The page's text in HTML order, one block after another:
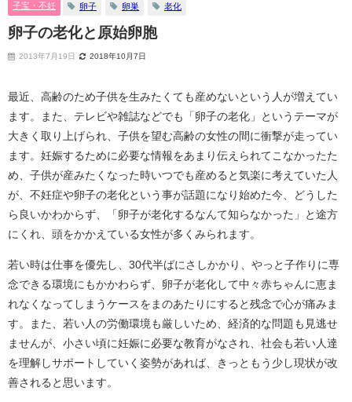
子宝・不妊 卵子 卵巣 老化
卵子の老化と原始卵胞
2013年7月19日 2018年10月7日
最近、高齢のため子供を生みたくても産めないという人が増えてい
ます。また、テレビや雑誌などでも「卵子の老化」というテーマが
大きく取り上げられ、子供を望む高齢の女性の間に衝撃が走ってい
ます。妊娠するために必要な情報をあまり伝えられてこなかったた
め、子供が産みたくなった時いつでも産めると気楽に考えていた人
が、不妊症や卵子の老化という事が話題になり始めた今、どうした
ら良いかわからず、「卵子が老化するなんて知らなかった」と途方
にくれ、頭をかかえている女性が多くみられます。
若い時は仕事を優先し、30代半ばにさしかかり、やっと子作りに専
念できる環境にもかかわらず、卵子が老化して中々赤ちゃんに恵ま
れなくなってしまうケースをまのあたりにすると残念で心が痛みま
す。また、若い人の労働環境も厳しいため、経済的な問題も見逃せ
ませんが、小さい頃に妊娠に必要な教育がなされ、社会も若い人達
を理解しサポートしていく姿勢があれば、きっともう少し現状が改
善されると思います。